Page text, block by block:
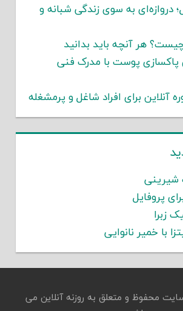
دروازه‌ای به سوی زندگی شبانه و
هر آنچه باید بدانید
پاکسازی پوست با مدرک فنی
آنلاین برای افراد شاغل و پرمشغله
شیرینی
پروفایل
زبرا
با خمیر نانوایی
محفوظ و متعلق به روزنه آنلاین می